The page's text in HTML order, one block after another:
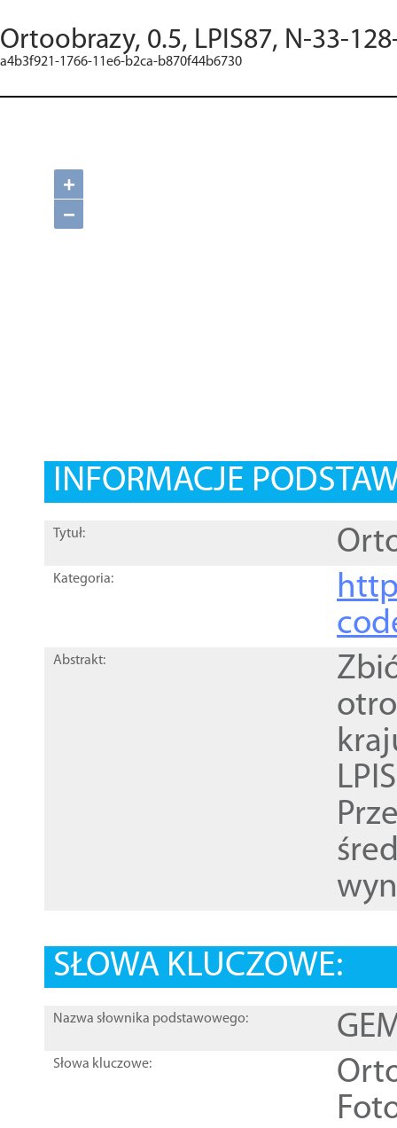
Ortoobrazy, 0.5, LPIS87, N-33-
a4b3f921-1766-11e6-b2ca-b870f44b6730
+
−
INFORMACJE
Tytuł:
Kategoria:
Abstrakt:
SŁOWA KLUCZOWE:
Nazwa słownika podstawowego:
Słowa kluczowe: